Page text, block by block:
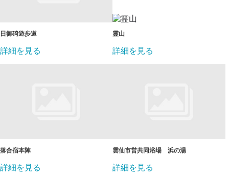
日御碕遊歩道
詳細を見る
霊山
詳細を見る
落合宿本陣
詳細を見る
雲仙市営共同浴場 浜の湯
詳細を見る